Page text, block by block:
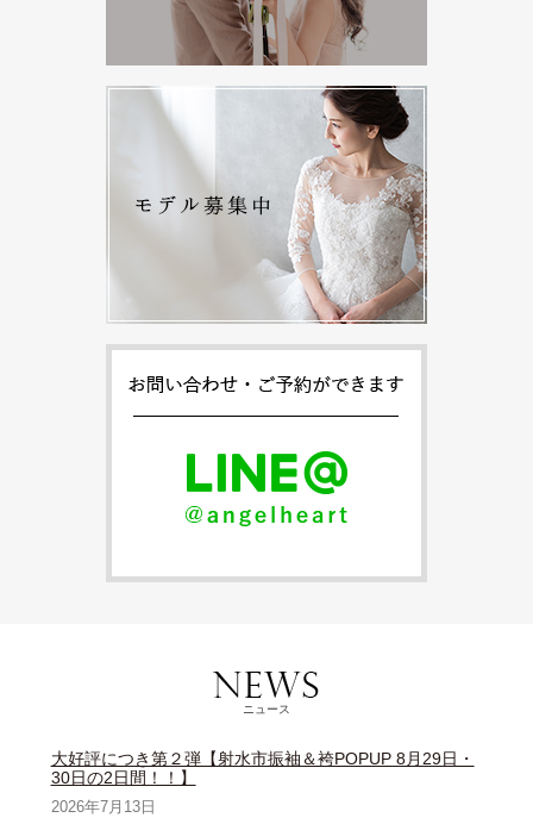
ニュース
大好評につき第２弾【射水市振袖＆袴POPUP 8月29日・
30日の2日間！！】
2026年7月13日